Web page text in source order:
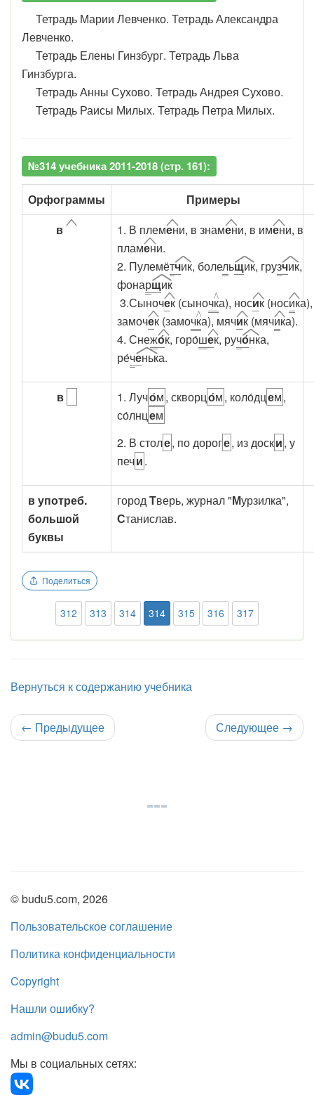
Тетрадь Марии Левченко. Тетрадь Александра
Левченко.
Тетрадь Елены Гинзбург. Тетрадь Льва
Гинзбурга.
Тетрадь Анны Сухово. Тетрадь Андрея Сухово.
Тетрадь Раисы Милых. Тетрадь Петра Милых.
№314 учебника 2011-2018 (стр. 161):
Орфограммы
Примеры
в
1. В племени, в знамени, в имени, в
пламени.
2. Пулемётчик, болельщик, грузчик,
фонарщик
3.Сыночек (сыночка), носик (носика),
замочек (замочка), мячик (мячика).
4. Снежо́к, горо́шек, ручо́нка,
ре́ченька.
в 1. Лучо́м, скворцо́м, коло́дцем,
со́лнцем
2. В столе, по дороге, из доски, у
печи.
в употреб.
большой
буквы
город Тверь, журнал "Мурзилка",
Станислав.
Поделиться
312 313 314 314 315 316 317
Вернуться к содержанию учебника
← Предыдущее Следующее →
© budu5.com, 2026
Пользовательское соглашение
Политика конфиденциальности
Copyright
Нашли ошибку?
admin@budu5.com
Мы в социальных сетях: